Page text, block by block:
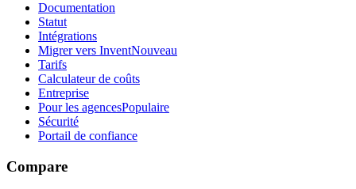
Documentation
Statut
Intégrations
Migrer vers InventNouveau
Tarifs
Calculateur de coûts
Entreprise
Pour les agencesPopulaire
Sécurité
Portail de confiance
Compare